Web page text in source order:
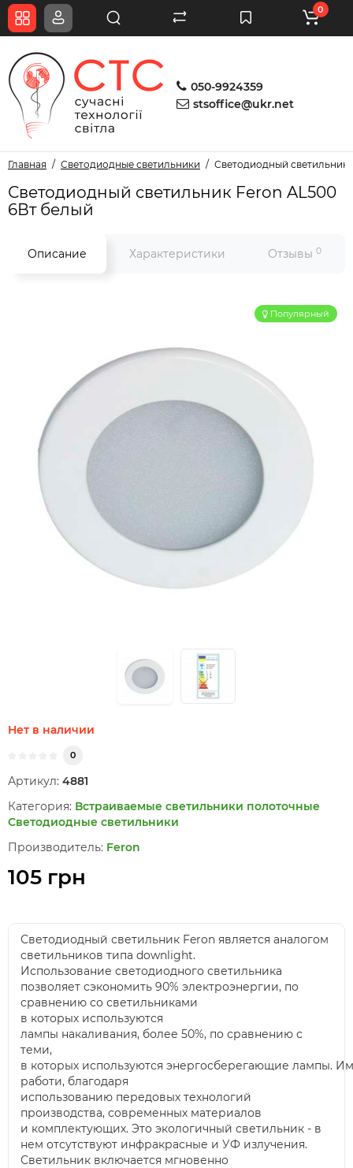
050-9924359
stsoffice@ukr.net
0
Главная Светодиодные светильники Светодиодный светильник
Светодиодный светильник Feron AL500
6Вт белый
Описание Характеристики Отзывы 0
Популярный
Нет в наличии
0
Артикул: 4881
Категория: Встраиваемые светильники полоточные
Светодиодные светильники
Производитель: Feron
105 грн
Светодиодный светильник Feron является аналогом
светильников типа downlight.
Использование светодиодного светильника
позволяет сэкономить 90% электроэнергии, по
сравнению со светильниками
в которых используются
лампы накаливания, более 50%, по сравнению с
теми,
в которых используются энергосберегающие лампы.
работи, благодаря
использованию передовых технологий
производства, современных материалов
и комплектующих. Это экологичный светильник - в
нем отсутствуют инфракрасные и УФ излучения.
Светильник включается мгновенно